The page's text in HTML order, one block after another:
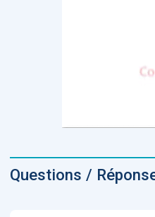
Questions /